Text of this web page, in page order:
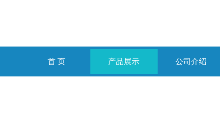
首 页 产品展示 公司介绍